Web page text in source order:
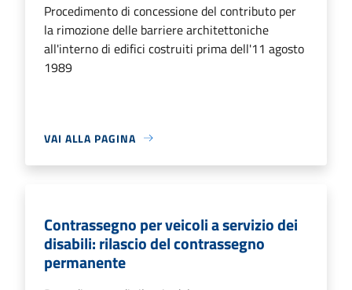
Procedimento di concessione del contributo per
la rimozione delle barriere architettoniche
all'interno di edifici costruiti prima dell'11 agosto
1989
VAI ALLA PAGINA
Contrassegno per veicoli a servizio dei
disabili: rilascio del contrassegno
permanente